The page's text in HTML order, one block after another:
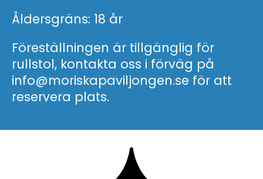
Åldersgräns: 18 år
Föreställningen är tillgänglig för
rullstol, kontakta oss i förväg på
info@moriskapaviljongen.se för att
reservera plats.